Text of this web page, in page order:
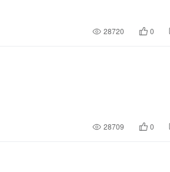
28720 0
28709 0